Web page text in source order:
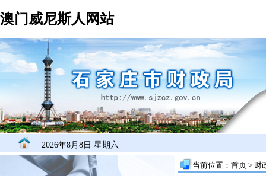
澳门威尼斯人网站
2026年8月8日 星期六
当前位置： 首页 > 财